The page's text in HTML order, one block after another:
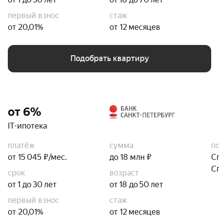
первый взнос
от 20,01%
стаж
от 12 месяцев
Подобрать квартиру
от 6%
IT-ипотека
платёж
от 15 045 ₽/мес.
сумма
до 18 млн ₽
срок
от 1 до 30 лет
возраст
от 18 до 50 лет
первый взнос
от 20,01%
стаж
от 12 месяцев